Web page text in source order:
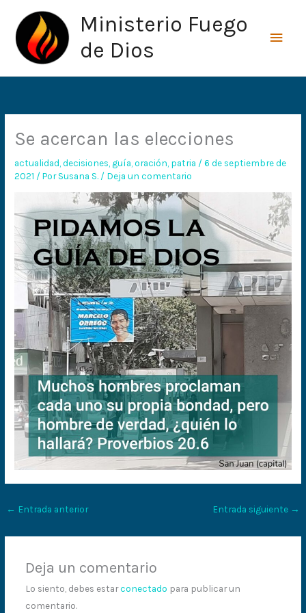
contenido
Ministerio Fuego
de Dios
Se acercan las elecciones
actualidad ,decisiones guía ,oración patria /6 de septiembre de
2021 / PorSusana S. / Deja un comentario
← Entrada anterior Entrada siguiente →
Deja un comentario
Lo siento, debes estarconectado para publicar un
comentario.